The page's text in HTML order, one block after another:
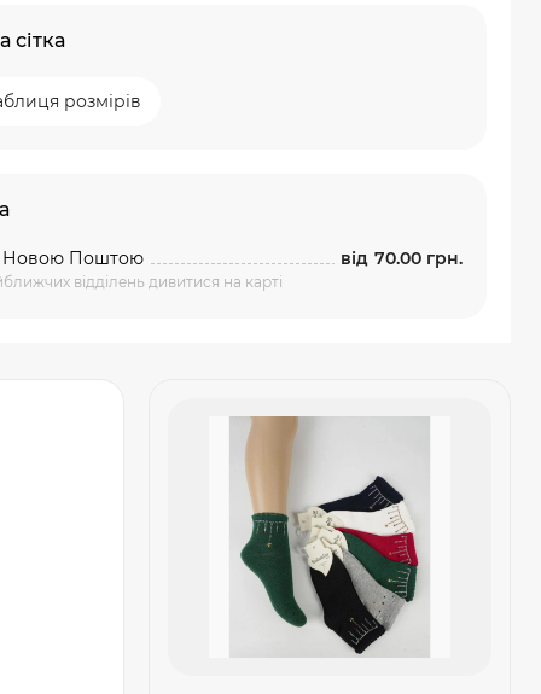
сітка
розмірів
Новою Поштою
відділень дивитися на карті
від 70.00 грн.